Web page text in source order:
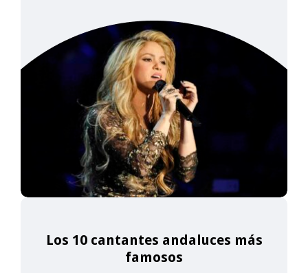
Los 10 cantantes andaluces más
famosos